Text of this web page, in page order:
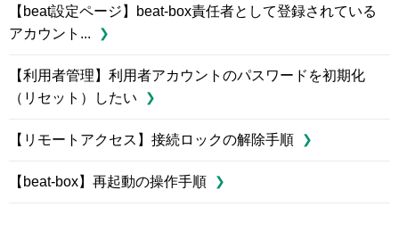
【beat設定ページ】beat-box責任者として登録されている
アカウント...
【利用者管理】利用者アカウントのパスワードを初期化
（リセット）したい
【リモートアクセス】接続ロックの解除手順
【beat-box】再起動の操作手順